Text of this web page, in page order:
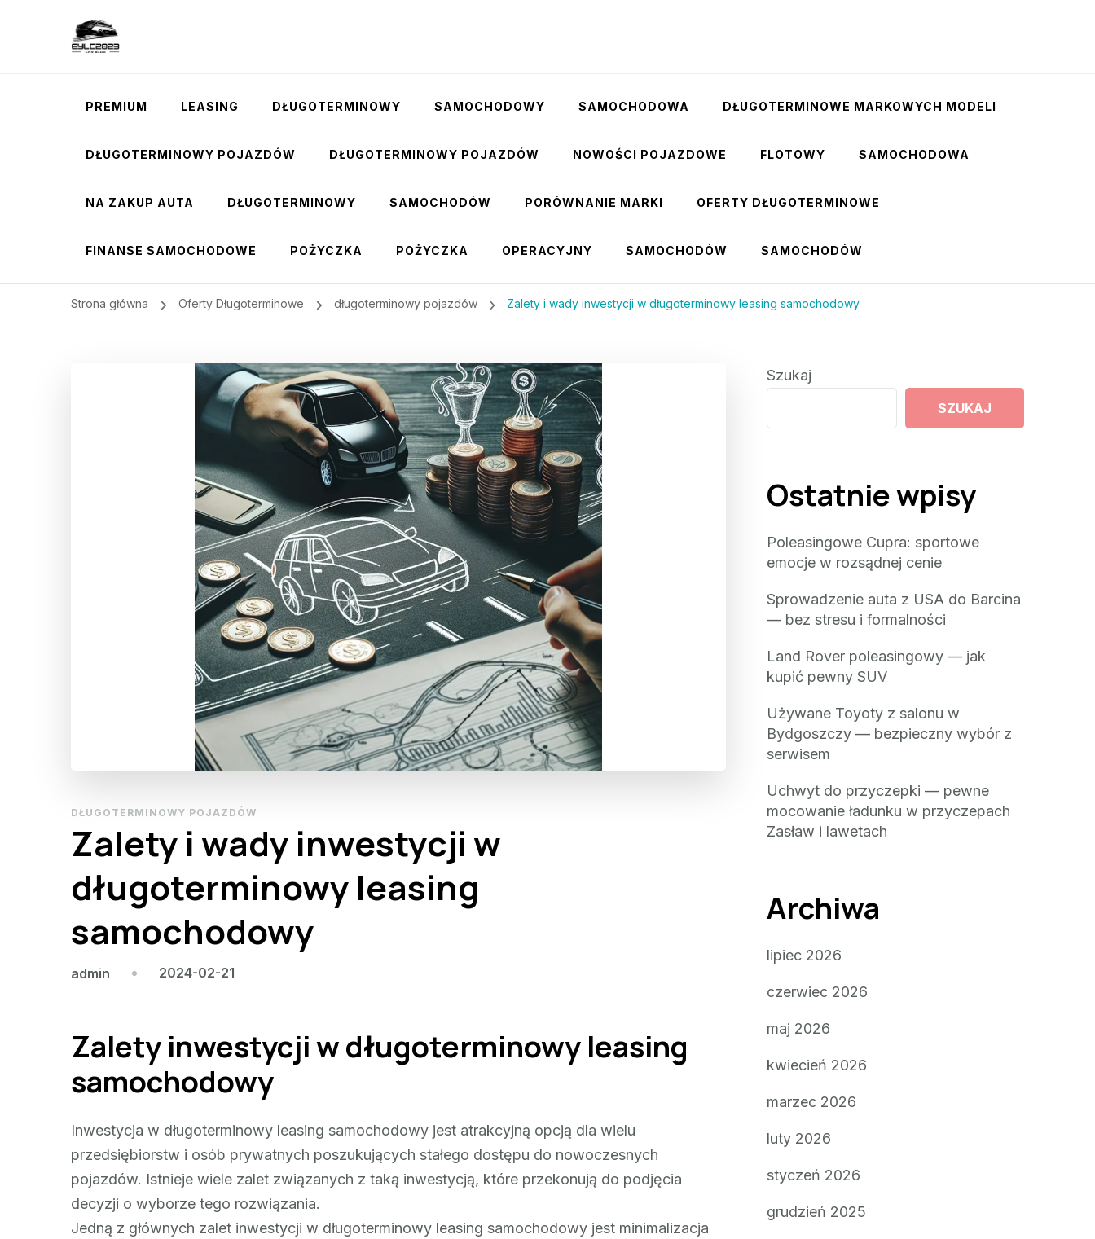
PREMIUM LEASING DŁUGOTERMINOWY SAMOCHODOWY SAMOCHODOWA DŁUGOTERMINOWE MARKOWYCH MODELI
DŁUGOTERMINOWY POJAZDÓW DŁUGOTERMINOWY POJAZDÓW NOWOŚCI POJAZDOWE FLOTOWY SAMOCHODOWA
NA ZAKUP AUTA DŁUGOTERMINOWY SAMOCHODÓW PORÓWNANIE MARKI OFERTY DŁUGOTERMINOWE
FINANSE SAMOCHODOWE POŻYCZKA POŻYCZKA OPERACYJNY SAMOCHODÓW SAMOCHODÓW
Strona główna Oferty Długoterminowe długoterminowy pojazdów Zalety i wady inwestycji w długoterminowy leasing samochodowy
DŁUGOTERMINOWY POJAZDÓW
Zalety i wady inwestycji w
długoterminowy leasing
samochodowy
admin 2024-02-21
Zalety inwestycji w długoterminowy leasing
samochodowy
Inwestycja w długoterminowy leasing samochodowy jest atrakcyjną opcją dla wielu
przedsiębiorstw i osób prywatnych poszukujących stałego dostępu do nowoczesnych
pojazdów. Istnieje wiele zalet związanych z taką inwestycją, które przekonują do podjęcia
decyzji o wyborze tego rozwiązania.
Jedną z głównych zalet inwestycji w długoterminowy leasing samochodowy jest minimalizacja
Szukaj
SZUKAJ
Ostatnie wpisy
Poleasingowe Cupra: sportowe
emocje w rozsądnej cenie
Sprowadzenie auta z USA do Barcina
— bez stresu i formalności
Land Rover poleasingowy — jak
kupić pewny SUV
Używane Toyoty z salonu w
Bydgoszczy — bezpieczny wybór z
serwisem
Uchwyt do przyczepki — pewne
mocowanie ładunku w przyczepach
Zasław i lawetach
Archiwa
lipiec 2026
czerwiec 2026
maj 2026
kwiecień 2026
marzec 2026
luty 2026
styczeń 2026
grudzień 2025